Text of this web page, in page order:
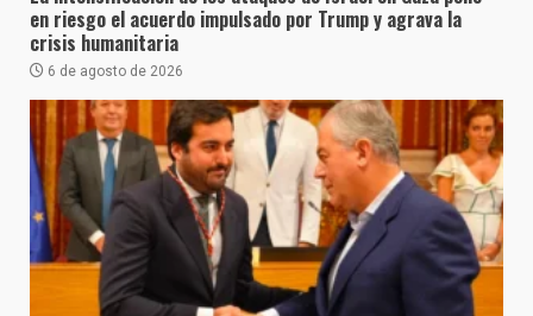
en riesgo el acuerdo impulsado por Trump y agrava la
crisis humanitaria
6 de agosto de 2026